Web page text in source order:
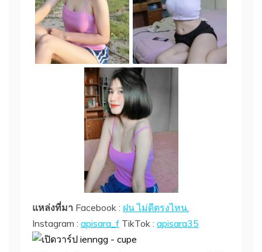
แหล่งที่มา Facebook : ฝน ไม่ดีตรงไหน.
Instagram : apisara_f TikTok : apisara35